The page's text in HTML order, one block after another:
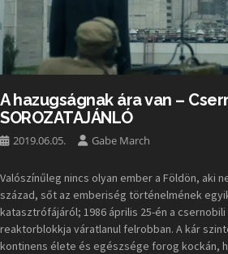
A hazugságnak ára van –
SOROZATAJÁNLÓ
2019.06.05. Gabe March
Valószínűleg nincs olyan ember a Földön, aki
század, sőt az emberiség történelmének
katasztrófájáról; 1986 április 25-én a
reaktorblokkja váratlanul felrobban. A kár
kontinens élete és egészsége forog kockán,